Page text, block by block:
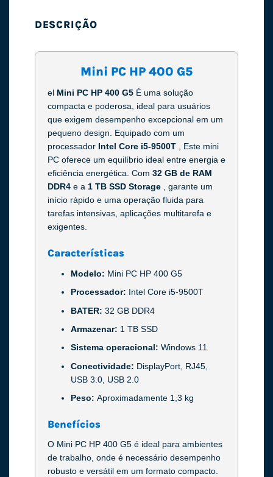
DESCRIÇÃO
Mini PC HP 400 G5
el Mini PC HP 400 G5 É uma solução
compacta e poderosa, ideal para usuários
que exigem desempenho excepcional em um
pequeno design. Equipado com um
processador Intel Core i5-9500T , Este mini
PC oferece um equilíbrio ideal entre energia e
eficiência energética. Com 32 GB de RAM
DDR4 e a 1 TB SSD Storage , garante um
início rápido e uma operação fluida para
tarefas intensivas, aplicações multitarefa e
exigentes.
Características
Modelo: Mini PC HP 400 G5
Processador: Intel Core i5-9500T
BATER: 32 GB DDR4
Armazenar: 1 TB SSD
Sistema operacional: Windows 11
Conectividade: DisplayPort, RJ45,
USB 3.0, USB 2.0
Peso: Aproximadamente 1,3 kg
Benefícios
O Mini PC HP 400 G5 é ideal para ambientes
de trabalho, onde é necessário desempenho
robusto e versátil em um formato compacto.